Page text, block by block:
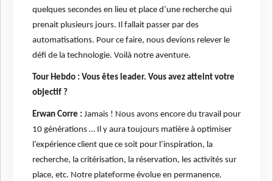
quelques secondes en lieu et place d’une recherche qui
prenait plusieurs jours. Il fallait passer par des
automatisations. Pour ce faire, nous devions relever le
défi de la technologie. Voilà notre aventure.
Tour Hebdo : Vous êtes leader. Vous avez atteint votre
objectif ?
Erwan Corre : Jamais ! Nous avons encore du travail pour
10 générations … Il y aura toujours matière à optimiser
l’expérience client que ce soit pour l’inspiration, la
recherche, la critérisation, la réservation, les activités sur
place, etc. Notre plateforme évolue en permanence.